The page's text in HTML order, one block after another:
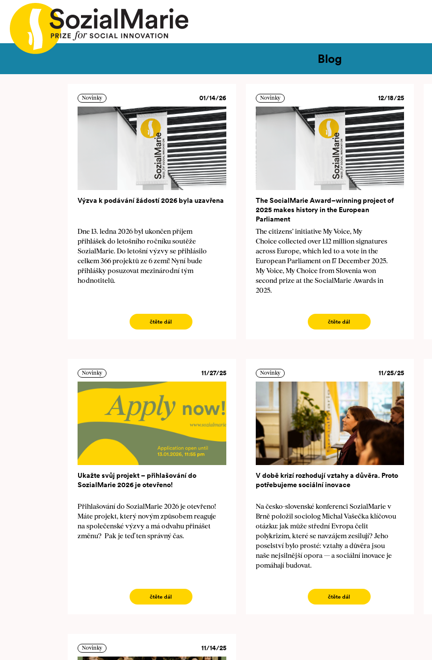
VýzvaProjekty Blog
Novinky 01/14/26
Výzva k podávání žádostí 2026 byla uzavřena
Dne 13. ledna 2026 byl ukončen příjem
přihlášek do letošního ročníku soutěže
SozialMarie. Do letošní výzvy se přihlásilo
celkem 366 projektů ze 6 zemí! Nyní bude
přihlášky posuzovat mezinárodní tým
hodnotitelů.
čtěte dál
Novinky 12/18/25
The SocialMarie Award–winning project of
2025 makes history in the European
Parliament
The citizens’ initiative My Voice, My
Choice collected over 1.12 million signatures
across Europe, which led to a vote in the
European Parliament on 17 December 2025.
My Voice, My Choice from Slovenia won
second prize at the SocialMarie Awards in
2025.
čtěte dál
Novinky 11/27/25
Ukažte svůj projekt – přihlašování do
SozialMarie 2026 je otevřeno!
Přihlašování do SozialMarie 2026 je otevřeno!
Máte projekt, který novým způsobem reaguje
na společenské výzvy a má odvahu přinášet
změnu? Pak je teď ten správný čas.
čtěte dál
Novinky 11/25/25
V době krizí rozhodují vztahy a důvěra. Proto
potřebujeme sociální inovace
Na česko-slovenské konferenci SozialMarie v
Brně položil sociolog Michal Vašečka klíčovou
otázku: jak může střední Evropa čelit
polykrizím, které se navzájem zesilují? Jeho
poselství bylo prosté: vztahy a důvěra jsou
naše nejsilnější opora — a sociální inovace je
pomáhají budovat.
čtěte dál
Novinky 11/14/25